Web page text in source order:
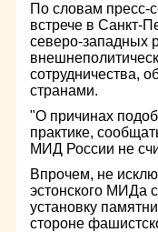
По словам пресс-
встрече в Санкт-
северо-западных
сотрудничества,
странами.
"О причинах
практике,
МИД России не
Впрочем, не
эстонского МИДа
установку
стороне